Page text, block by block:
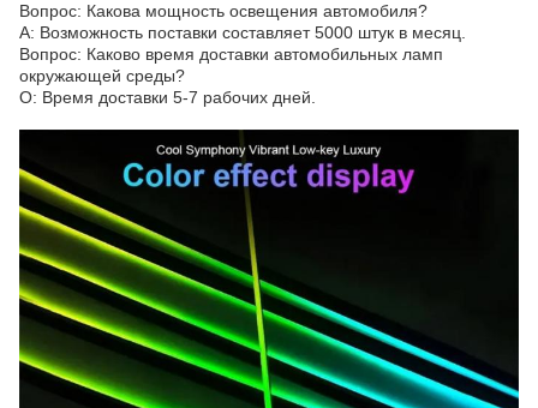
Вопрос: Какова мощность освещения автомобиля?
A: Возможность поставки составляет 5000 штук в месяц.
Вопрос: Каково время доставки автомобильных ламп
окружающей среды?
О: Время доставки 5-7 рабочих дней.